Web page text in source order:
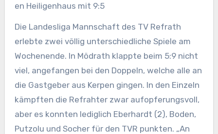
en Heiligenhaus mit 9:5
Die Landesliga Mannschaft des TV Refrath
erlebte zwei völlig unterschiedliche Spiele am
Wochenende. In Mödrath klappte beim 5:9 nicht
viel, angefangen bei den Doppeln, welche alle an
die Gastgeber aus Kerpen gingen. In den Einzeln
kämpften die Refrahter zwar aufopferungsvoll,
aber es konnten lediglich Eberhardt (2), Boden,
Putzolu und Socher für den TVR punkten. „An